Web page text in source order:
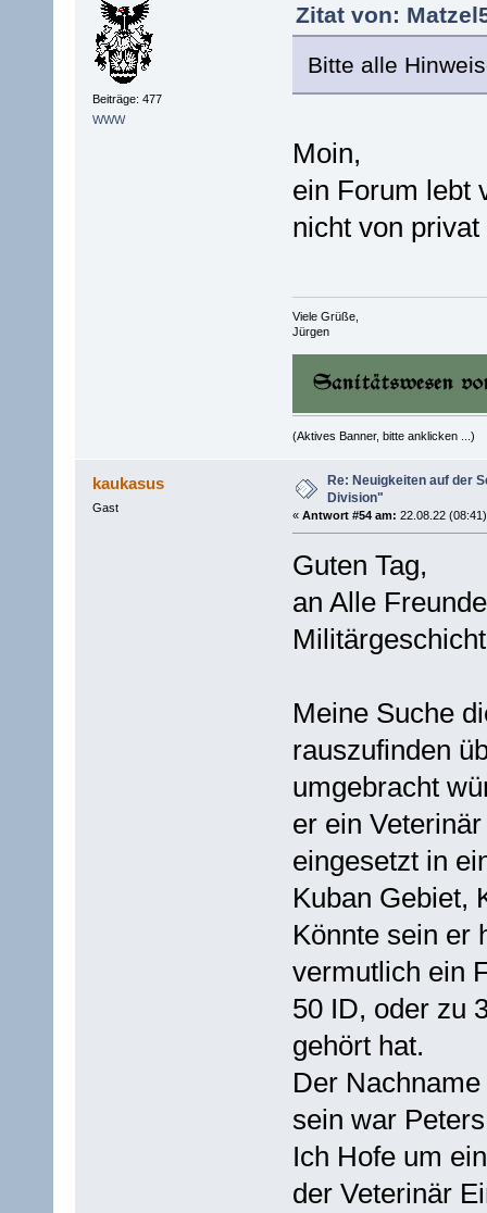
Beiträge: 477
WWW
Zitat von:
Bitte alle
Moin,
ein Forum lebt
nicht von
Viele Grüße,
Jürgen
(Aktives Banner, bitte anklicken ...)
kaukasus
Gast
Re: Neuigkeiten auf der
Division"
« Antwort #54 am: 22.08.22
Guten Tag,
an Alle
Meine Suche
rauszufinden
umgebracht
er ein
eingesetzt in
Kuban Gebiet,
Könnte sein er
vermutlich ein
50 ID, oder zu
gehört hat.
Der
sein war
Ich Hofe um
der Veterinär